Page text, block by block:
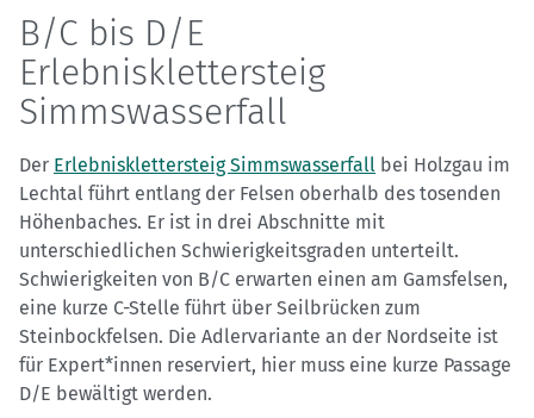
B/C bis D/E
Erlebnisklettersteig
Simmswasserfall
Der Erlebnisklettersteig Simmswasserfall bei Holzgau im
Lechtal führt entlang der Felsen oberhalb des tosenden
Höhenbaches. Er ist in drei Abschnitte mit
unterschiedlichen Schwierigkeitsgraden unterteilt.
Schwierigkeiten von B/C erwarten einen am Gamsfelsen,
eine kurze C-Stelle führt über Seilbrücken zum
Steinbockfelsen. Die Adlervariante an der Nordseite ist
für Expert*innen reserviert, hier muss eine kurze Passage
D/E bewältigt werden.